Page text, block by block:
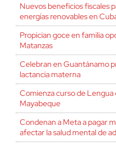
Nuevos beneficios fiscales
energías renovables en
Propician goce en familia
Matanzas
Celebran en Guantánamo
lactancia materna
Comienza curso de Lengua
Mayabeque
Condenan a Meta a pagar
afectar la salud mental de